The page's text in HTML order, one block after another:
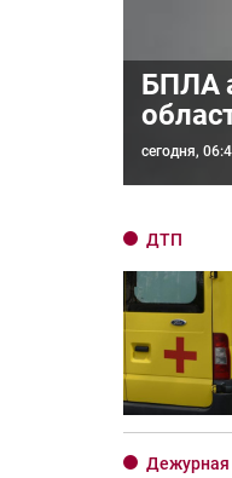
БПЛА
сегодня,
ДТП
Дежурная